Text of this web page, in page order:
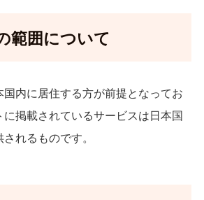
範囲について
国内に居住する方が前提となってお
に掲載されているサービスは日本国
れるものです。